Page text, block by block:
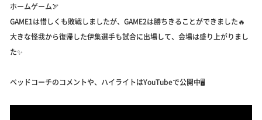
ホームゲーム🏹
GAME1は惜しくも敗戦しましたが、GAME2は勝ちきることができました🔥
大きな怪我から復帰した伊集選手も試合に出場して、会場は盛り上がりまし
た✨
ベッドコーチのコメントや、ハイライトはYouTubeで公開中🖥